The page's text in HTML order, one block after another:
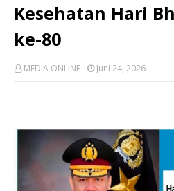
Kesehatan Hari
ke-80
MEDIA ONLINE Juni 24, 2026